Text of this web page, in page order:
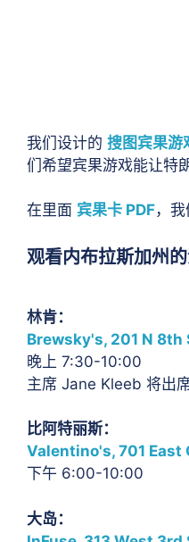
我们设计的 搜图宾果游
们希望宾果游戏能让特
在里面 宾果卡 PDF，
观看内布拉斯加州的
林肯：
Brewsky's, 201 N 8th
晚上 7:30-10:00
主席 Jane Kleeb 将出
比阿特丽斯：
Valentino's, 701 East
下午 6:00-10:00
大岛：